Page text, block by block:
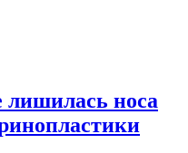
носа